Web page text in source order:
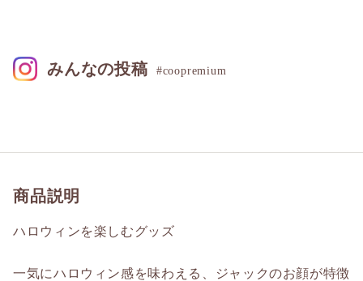
商品説明
ハロウィンを楽しむグッズ
一気にハロウィン感を味わえる、ジャックのお顔が特徴
みんなの投稿 #coopremium